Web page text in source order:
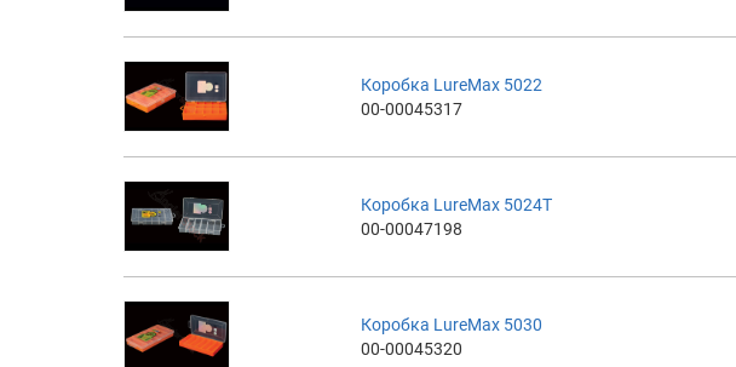
Коробка LureMax 5022
00-00045317
Коробка LureMax 5024T
00-00047198
Коробка LureMax 5030
00-00045320